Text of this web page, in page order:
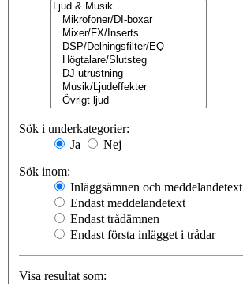
Sök i underkategorier:
Ja
Nej
Sök inom:
Inläggsämnen och meddelandetext
Endast meddelandetext
Endast trådämnen
Endast första inlägget i trådar
Visa resultat som: